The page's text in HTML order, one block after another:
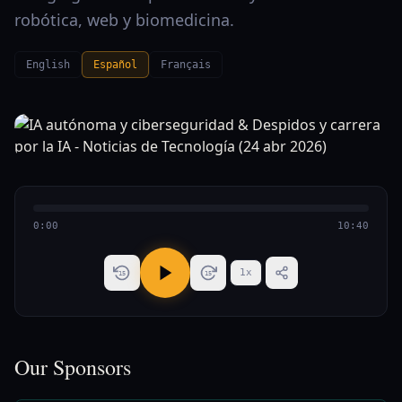
robótica, web y biomedicina.
English Español Français
0:00 10:40
15 15 1x
Our Sponsors